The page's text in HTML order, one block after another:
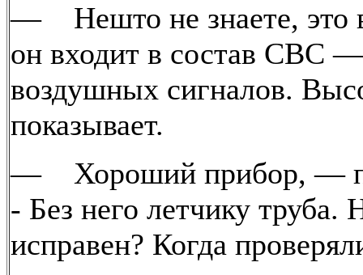
— Нешто не знаете, это
он входит в состав СВС
воздушных сигналов.
показывает.
— Хороший прибор, —
- Без него летчику труба.
исправен? Когда